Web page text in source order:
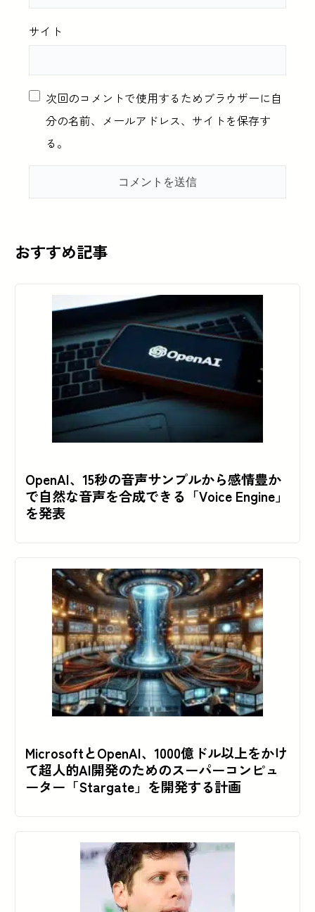
サイト
次回のコメントで使用するためブラウザーに自
分の名前、メールアドレス、サイトを保存す
る。
おすすめ記事
OpenAI、15秒の音声サンプルから感情豊か
で自然な音声を合成できる「Voice Engine」
を発表
MicrosoftとOpenAI、1000億ドル以上をかけ
て超人的AI開発のためのスーパーコンピュ
ーター「Stargate」を開発する計画